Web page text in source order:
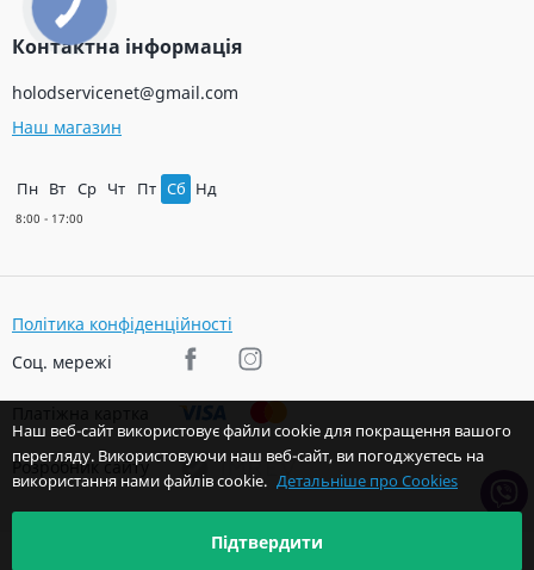
Контактна інформація
holodservicenet@gmail.com
Наш магазин
Пн Вт Ср Чт Пт Сб Нд
Політика конфіденційності
Соц. мережі
Розробник сайту
Наш веб-сайт використовує файли cookie для покращення вашого
перегляду. Використовуючи наш веб-сайт, ви погоджуєтесь на
використання нами файлів cookie. Детальніше про Cookies
Підтвердити